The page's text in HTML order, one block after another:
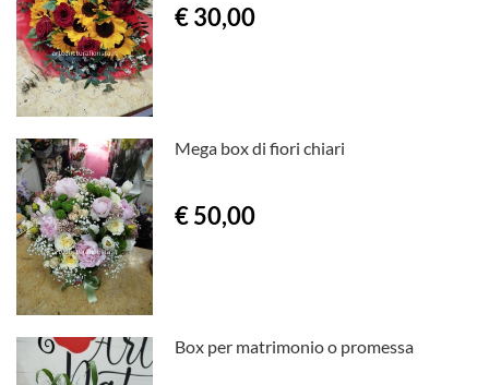
€ 30,00
Mega box di fiori chiari
€ 50,00
Box per matrimonio o promessa